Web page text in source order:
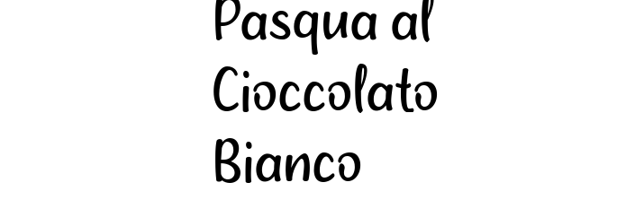
Pasqua al
Cioccolato
Bianco